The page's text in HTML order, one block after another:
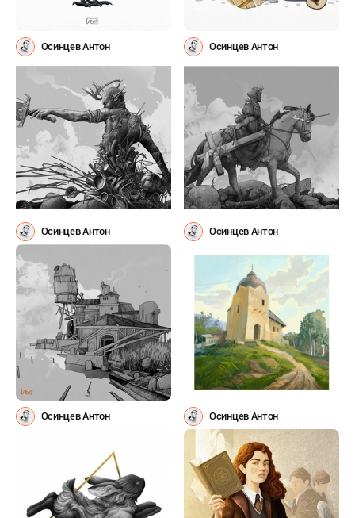
Осинцев Антон Осинцев Антон
Осинцев Антон Осинцев Антон
Осинцев Антон Осинцев Антон